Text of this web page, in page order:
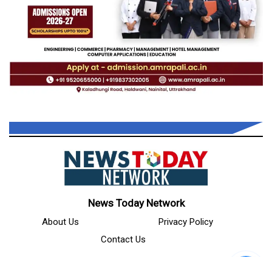
News Today Network
About Us
Privacy Policy
Contact Us